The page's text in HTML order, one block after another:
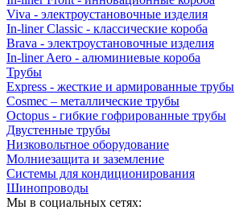
Viva - электроустановочные изделия
In-liner Classic - классические короба
Brava - электроустановочные изделия
In-liner Aero - алюминиевые короба
Трубы
Express - жесткие и армированные трубы
Cosmec – металлические трубы
Octopus - гибкие гофрированные трубы
Двустенные трубы
Низковольтное оборудование
Молниезащита и заземление
Системы для кондиционирования
Шинопроводы
Мы в социальных сетях: